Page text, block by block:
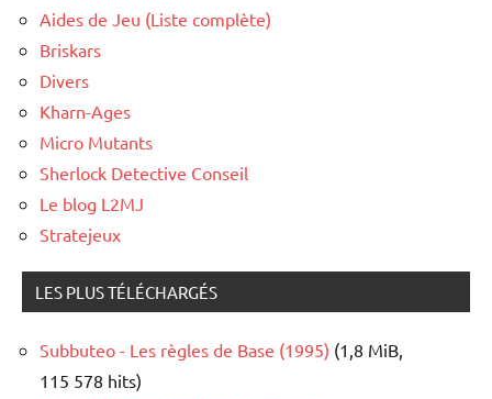
Aides de Jeu (Liste complète)
Briskars
Divers
Kharn-Ages
Micro Mutants
Sherlock Detective Conseil
Le blog L2MJ
Stratejeux
LES PLUS TÉLÉCHARGÉS
Subbuteo - Les règles de Base (1995) (1,8 MiB,
115 578 hits)